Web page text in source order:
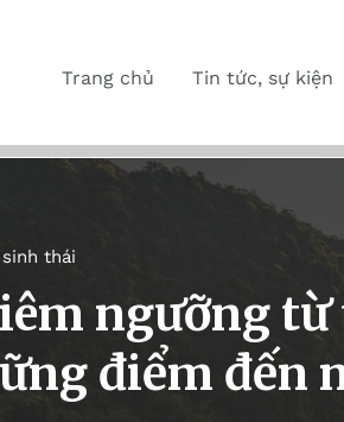
Trang chủ Tin tức, sự kiện
thái
ngưỡng từ
điểm đến